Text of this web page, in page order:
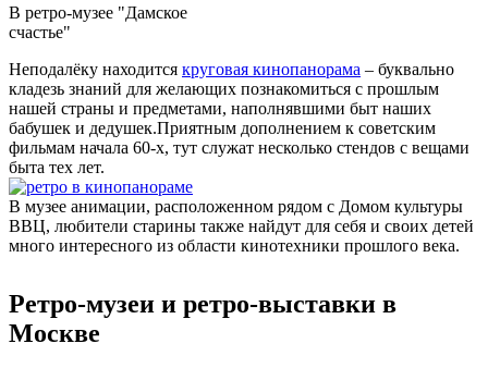
В ретро-музее "Дамское
счастье"
Неподалёку находится круговая кинопанорама – буквально
кладезь знаний для желающих познакомиться с прошлым
нашей страны и предметами, наполнявшими быт наших
бабушек и дедушек.Приятным дополнением к советским
фильмам начала 60-х, тут служат несколько стендов с вещами
быта тех лет.
В музее анимации, расположенном рядом с Домом культуры
ВВЦ, любители старины также найдут для себя и своих детей
много интересного из области кинотехники прошлого века.
Ретро-музеи и ретро-выставки в
Москве